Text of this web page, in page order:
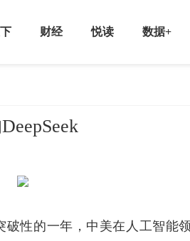
财经 悦读 数据+
破性的一年，中美在人工智能